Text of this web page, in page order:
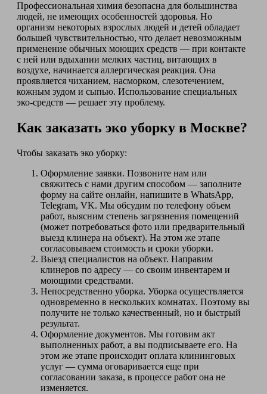
Профессиональная химия безопасна для большинства
людей, не имеющих особенностей здоровья. Но
организм некоторых взрослых людей и детей обладает
большей чувствительностью, что делает невозможным
применение обычных моющих средств — при контакте
с ней или вдыхании мелких частиц, витающих в
воздухе, начинается аллергическая реакция. Она
проявляется чиханием, насморком, слезотечением,
кожным зудом и сыпью. Использование специальных
эко-средств — решает эту проблему.
Как заказать эко уборку в Москве?
Чтобы заказать эко уборку:
Оформление заявки. Позвоните нам или
свяжитесь с нами другим способом — заполните
форму на сайте онлайн, напишите в WhatsApp,
Telegram, VK. Мы обсудим по телефону объем
работ, выясним степень загрязнения помещений
(может потребоваться фото или предварительный
выезд клинера на объект). На этом же этапе
согласовываем стоимость и сроки уборки.
Выезд специалистов на объект. Направим
клинеров по адресу — со своим инвентарем и
моющими средствами.
Непосредственно уборка. Уборка осуществляется
одновременно в нескольких комнатах. Поэтому вы
получите не только качественный, но и быстрый
результат.
Оформление документов. Мы готовим акт
выполненных работ, а вы подписываете его. На
этом же этапе происходит оплата клининговых
услуг — сумма оговаривается еще при
согласовании заказа, в процессе работ она не
изменяется.